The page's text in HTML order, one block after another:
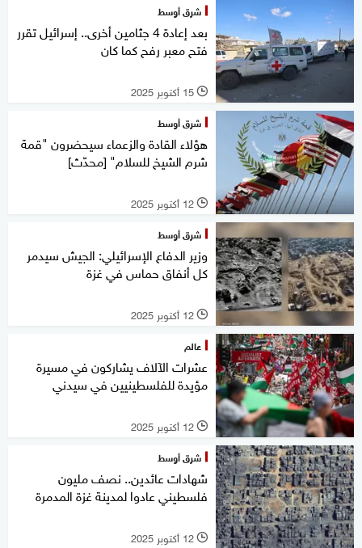
شرق أوسط
بعد إعادة 4 جثامين أخرى.. إسرائيل تقرر
فتح معبر رفح كما كان
l 15 أكتوبر 2025
شرق أوسط
هؤلاء القادة والزعماء سيحضرون "قمة
شرم الشيخ للسلام" [محدّث]
l 12 أكتوبر 2025
شرق أوسط
وزير الدفاع الإسرائيلي: الجيش سيدمر
كل أنفاق حماس في غزة
l 12 أكتوبر 2025
عالم
عشرات الآلاف يشاركون في مسيرة
مؤيدة للفلسطينيين في سيدني
l 12 أكتوبر 2025
شرق أوسط
شهادات عائدين.. نصف مليون
فلسطيني عادوا لمدينة غزة المدمرة
l 12 أكتوبر 2025